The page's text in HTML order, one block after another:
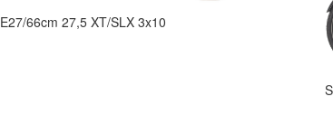
E27/66cm 27,5 XT/SLX 3x10